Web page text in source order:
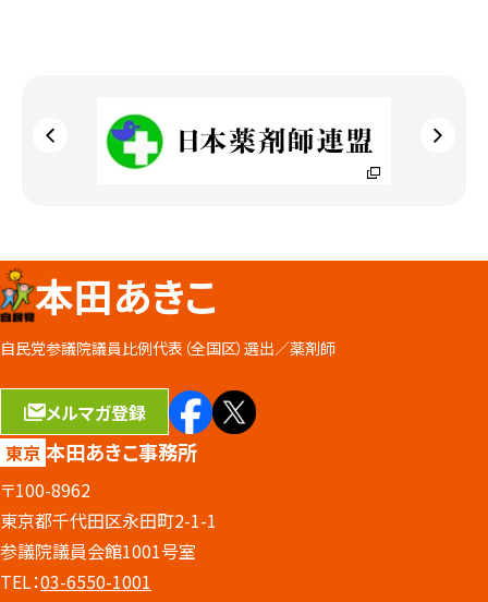
本田あきこ
自民党参議院議員比例代表（全国区）選出／薬剤師
メルマガ登録
東京 本田あきこ事務所
〒100-8962
東京都千代田区永田町2-1-1
参議院議員会館1001号室
TEL：03-6550-1001